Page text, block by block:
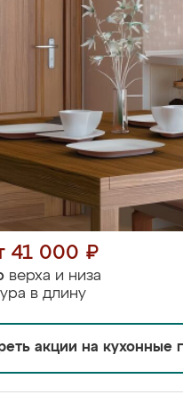
41 000 ₽
верха и низа
в длину
акции на кухонные